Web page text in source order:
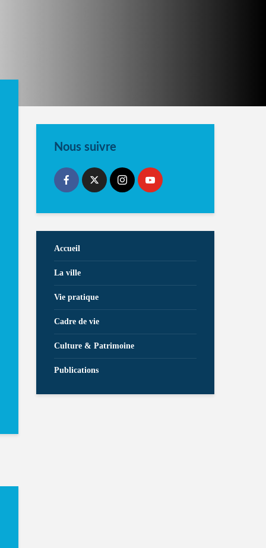
Nous suivre
Accueil
La ville
Vie pratique
Cadre de vie
Culture & Patrimoine
Publications